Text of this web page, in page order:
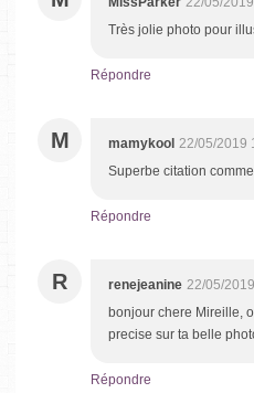
Très jolie photo pour
Répondre
M mamykool 22/05/2019
Superbe citation
Répondre
R renejeanine 22/05/
bonjour chere Mireille,
precise sur ta belle
Répondre